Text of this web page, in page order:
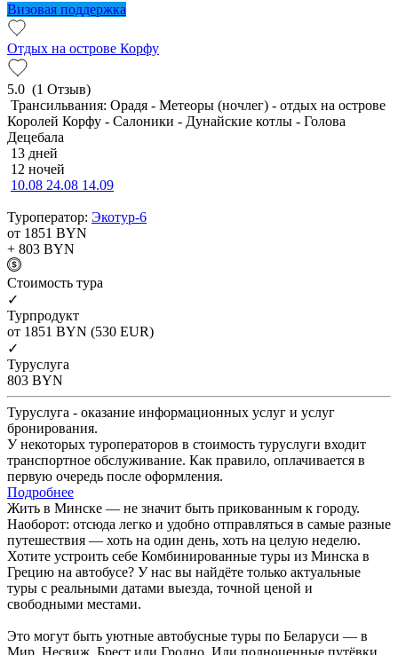
Визовая поддержка
Отдых на острове Корфу
5.0 (1 Отзыв)
Трансильвания: Орадя - Метеоры (ночлег) - отдых на острове
Королей Корфу - Салоники - Дунайские котлы - Голова
Децебала
13 дней
12 ночей
10.08 24.08 14.09
Туроператор: Экотур-6
от 1851 BYN
+ 803 BYN
Cтоимость тура
✓
Турпродукт
от 1851 BYN (530 EUR)
✓
Туруслуга
803 BYN
Туруслуга - оказание информационных услуг и услуг
бронирования.
У некоторых туроператоров в стоимость туруслуги входит
транспортное обслуживание. Как правило, оплачивается в
первую очередь после оформления.
Подробнее
Жить в Минске — не значит быть прикованным к городу.
Наоборот: отсюда легко и удобно отправляться в самые разные
путешествия — хоть на один день, хоть на целую неделю.
Хотите устроить себе Комбинированные туры из Минска в
Грецию на автобусе? У нас вы найдёте только актуальные
туры с реальными датами выезда, точной ценой и
свободными местами.
Это могут быть уютные автобусные туры по Беларуси — в
Мир, Несвиж, Брест или Гродно. Или полноценные путёвки